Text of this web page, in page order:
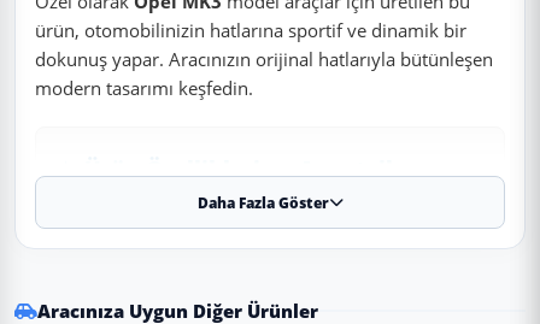
ürün, otomobilinizin hatlarına sportif ve dinamik bir
dokunuş yapar. Aracınızın orijinal hatlarıyla bütünleşen
modern tasarımı keşfedin.
✨ Ürün Özellikleri ve Avantajları
2019 - 2020 - 2021 - 2022 - 2023 - 2024 -
2025 modelleriyle tam uyumludur.
Daha Fazla Göster
Aracınıza Uygun Diğer Ürünler